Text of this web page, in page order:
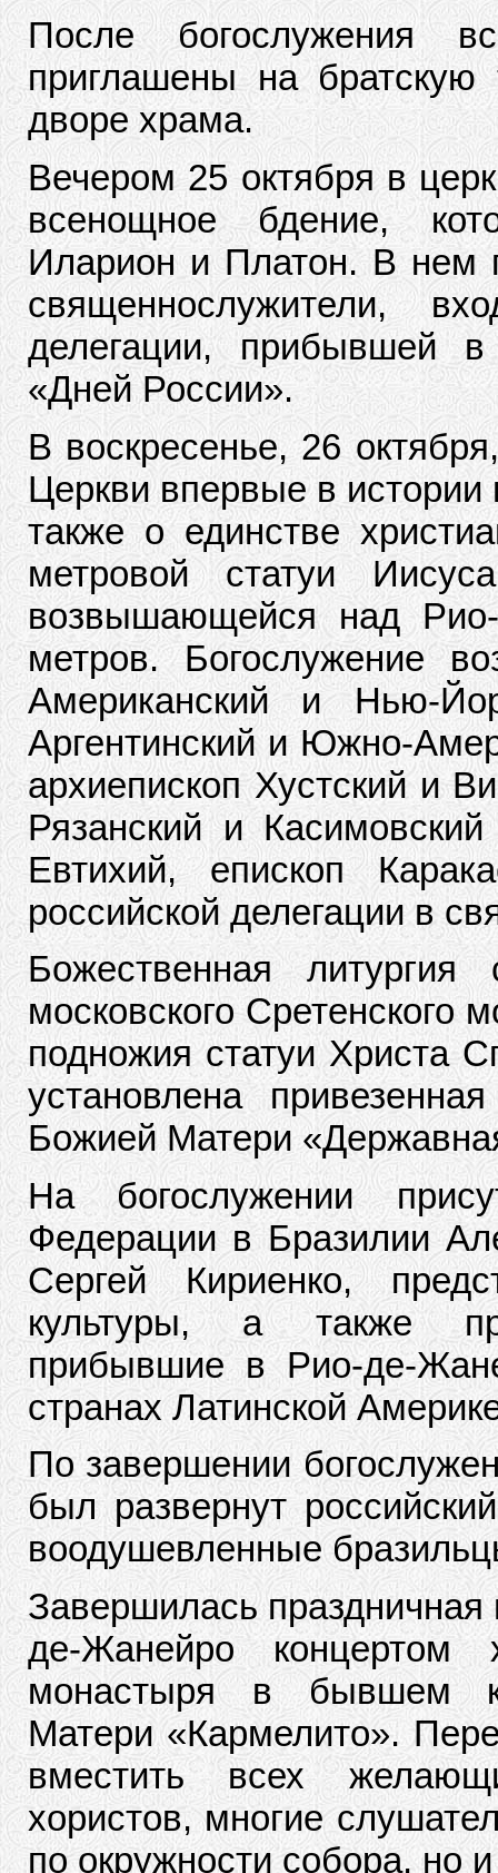
После богослужения
приглашены на братскую
дворе храма.
Вечером 25 октября в
всенощное бдение,
Иларион и Платон. В нем
священнослужители,
делегации, прибывшей
«Дней России».
В воскресенье, 26
Церкви впервые в
также о единстве
метровой статуи
возвышающейся над
метров. Богослужение
Американский и Нью-
Аргентинский и Южно-
архиепископ Хустский и
Рязанский и
Евтихий, епископ
российской делегации в
Божественная
московского
подножия статуи Христа
установлена
Божией Матери
На богослужении
Федерации в Бразилии
Сергей Кириенко,
культуры, а также
прибывшие в Рио-де-
странах Латинской
По завершении
был развернут
воодушевленные
Завершилась
де-Жанейро концертом
монастыря в бывшем
Матери «Кармелито».
вместить всех
хористов, многие
по окружности собора, но